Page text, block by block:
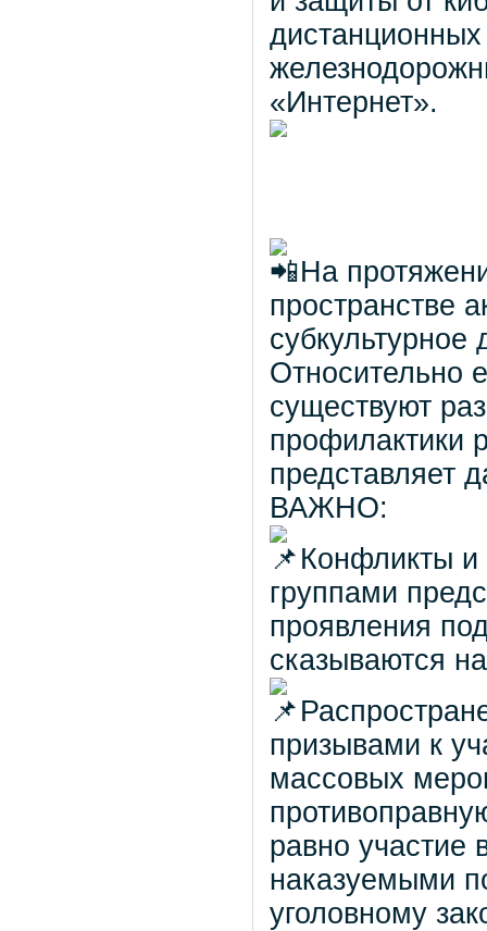
«Интернет».
На
пространстве
Относительно
существуют
профилактики
представляет
ВАЖНО:
Конфликты
группами
проявления
сказываются
призывами к
массовых
равно участие
наказуемыми
уголовному